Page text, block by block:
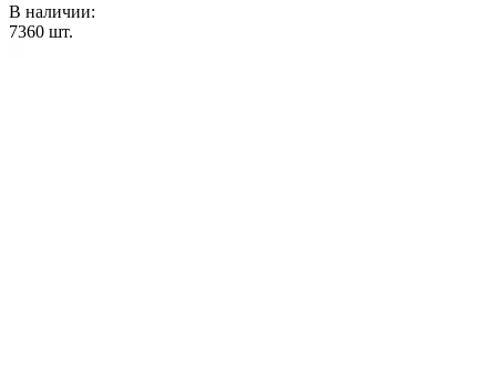
В наличии:
7360 шт.